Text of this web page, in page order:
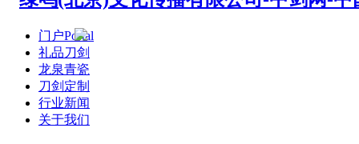
门户Portal
礼品刀剑
龙泉青瓷
刀剑定制
行业新闻
关于我们